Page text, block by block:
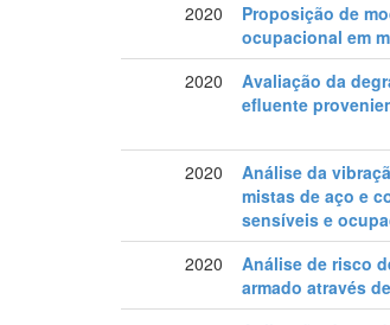
2020
Proposição de
ocupacional em
2020
Avaliação da
efluente
2020
Análise da
mistas de aço e
sensíveis e
2020
Análise de risco
armado através